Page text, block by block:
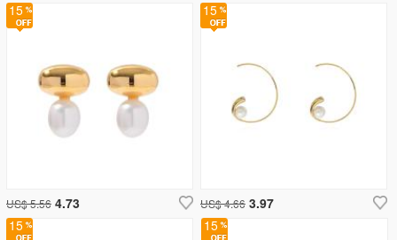
15
US$ 5.56 4.73
15
US$ 4.66 3.97
15
15